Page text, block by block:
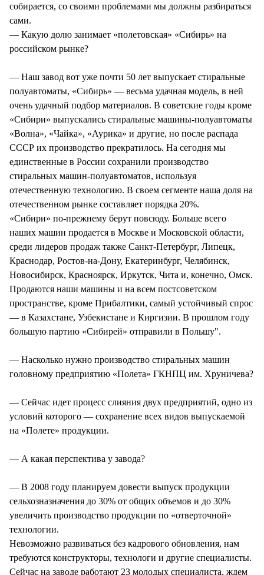
собирается, со своими проблемами мы должны разбираться
сами.
— Какую долю занимает «полетовская» «Сибирь» на
российском рынке?
— Наш завод вот уже почти 50 лет выпускает стиральные
полуавтоматы, «Сибирь» — весьма удачная модель, в ней
очень удачный подбор материалов. В советские годы кроме
«Сибири» выпускались стиральные машины-полуавтоматы
«Волна», «Чайка», «Аурика» и другие, но после распада
СССР их производство прекратилось. На сегодня мы
единственные в России сохранили производство
стиральных машин-полуавтоматов, используя
отечественную технологию. В своем сегменте наша доля на
отечественном рынке составляет порядка 20%.
«Сибири» по-прежнему берут повсюду. Больше всего
наших машин продается в Москве и Московской области,
среди лидеров продаж также Санкт-Петербург, Липецк,
Краснодар, Ростов-на-Дону, Екатеринбург, Челябинск,
Новосибирск, Красноярск, Иркутск, Чита и, конечно, Омск.
Продаются наши машины и на всем постсоветском
пространстве, кроме Прибалтики, самый устойчивый спрос
— в Казахстане, Узбекистане и Киргизии. В прошлом году
большую партию «Сибирей» отправили в Польшу".
— Насколько нужно производство стиральных машин
головному предприятию «Полета» ГКНПЦ им. Хруничева?
— Сейчас идет процесс слияния двух предприятий, одно из
условий которого — сохранение всех видов выпускаемой
на «Полете» продукции.
— А какая перспектива у завода?
— В 2008 году планируем довести выпуск продукции
сельхозназначения до 30% от общих объемов и до 30%
увеличить производство продукции по «отверточной»
технологии.
Невозможно развиваться без кадрового обновления, нам
требуются конструкторы, технологи и другие специалисты.
Сейчас на заводе работают 23 молодых специалиста, ждем